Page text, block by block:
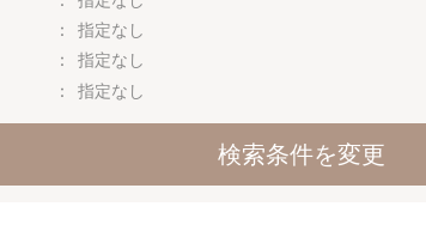
指定なし
指定なし
指定なし
検索条件を変更